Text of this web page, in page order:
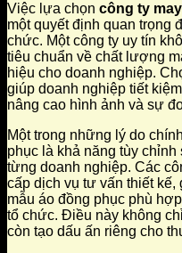
Việc lựa chọn công ty
một quyết định quan trọng
chức. Một công ty uy tín
tiêu chuẩn về chất lượng
hiệu cho doanh nghiệp.
giúp doanh nghiệp tiết
nâng cao hình ảnh và sự
Một trong những lý do
phục là khả năng tùy
từng doanh nghiệp. Các
cấp dịch vụ tư vấn thiết
mẫu áo đồng phục phù
tổ chức. Điều này không
còn tạo dấu ấn riêng cho